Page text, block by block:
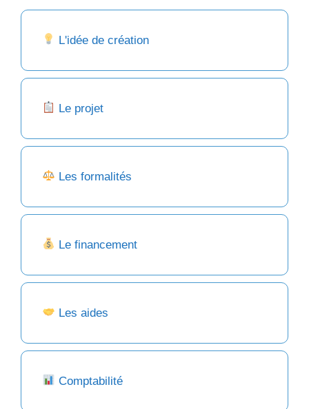
L'idée de création
Le projet
Les formalités
Le financement
Les aides
Comptabilité